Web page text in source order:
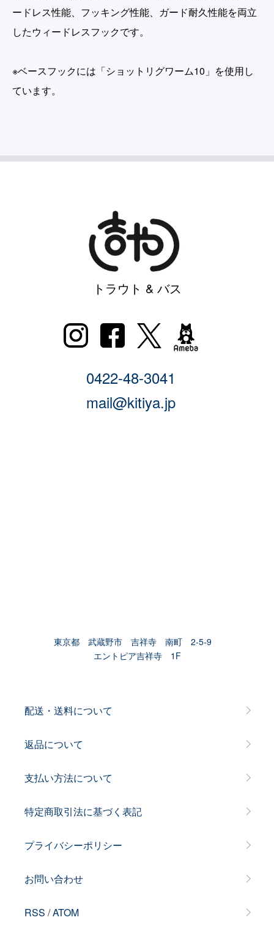
ードレス性能、フッキング性能、ガード耐久性能を両立
したウィードレスフックです。
※ベースフックには「ショットリグワーム10」を使用し
ています。
トラウト & バス
0422-48-3041
mail@kitiya.jp
東京都 武蔵野市 吉祥寺 南町 2-5-9
エントピア吉祥寺 1F
配送・送料について
返品について
支払い方法について
特定商取引法に基づく表記
プライバシーポリシー
お問い合わせ
RSS /ATOM